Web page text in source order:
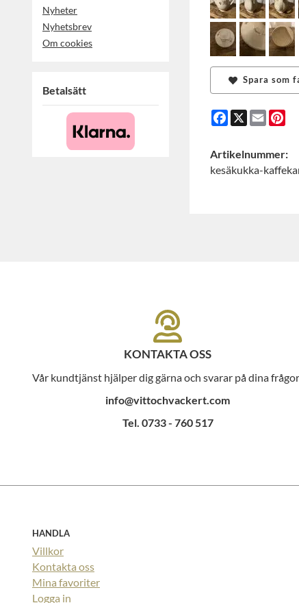
Nyheter
Nyhetsbrev
Om cookies
Betalsätt
Spara som
Facebook
X Email
Artikelnummer:
kesäkukka-
KONTAKTA OSS
Vår kundtjänst hjälper dig gärna och svarar på dina
info@vittochvackert.com
Tel. 0733 - 760 517
HANDLA
Villkor
Kontakta oss
Mina favoriter
Logga in